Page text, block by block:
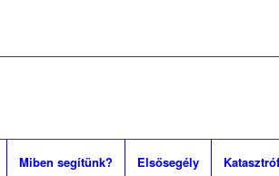
Miben segítünk? Elsősegély